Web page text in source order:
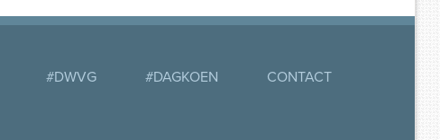
#DWVG #DAGKOEN CONTACT